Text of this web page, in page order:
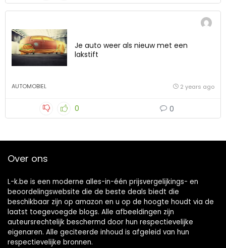
Je auto weer als nieuw met een
lakstift
AUTOMOBIEL 2 years ago
0 0
Over ons
L-k.be is een moderne alles-in-één prijsvergelijkings- en
beoordelingswebsite die de beste deals biedt die
beschikbaar zijn op amazon en u op de hoogte houdt via de
laatst toegevoegde blogs. Alle afbeeldingen zijn
auteursrechtelijk beschermd door hun respectievelijke
eigenaren. Alle geciteerde inhoud is afgeleid van hun
respectievelijke bronnen.